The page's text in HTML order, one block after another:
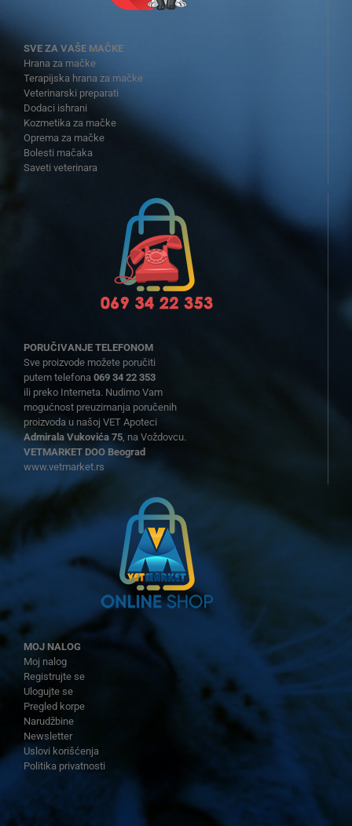
SVE ZA VAŠE MAČKE
Hrana za mačke
Terapijska hrana za mačke
Veterinarski preparati
Dodaci ishrani
Kozmetika za mačke
Oprema za mačke
Bolesti mačaka
Saveti veterinara
PORUČIVANJE TELEFONOM
Sve proizvode možete poručiti
putem telefona 069 34 22 353
ili preko Interneta. Nudimo Vam
mogućnost preuzimanja poručenih
proizvoda u našoj VET Apoteci
Admirala Vukovića 75, na Voždovcu.
VETMARKET DOO Beograd
www.vetmarket.rs
MOJ NALOG
Moj nalog
Registrujte se
Ulogujte se
Pregled korpe
Narudžbine
Newsletter
Uslovi korišćenja
Politika privatnosti